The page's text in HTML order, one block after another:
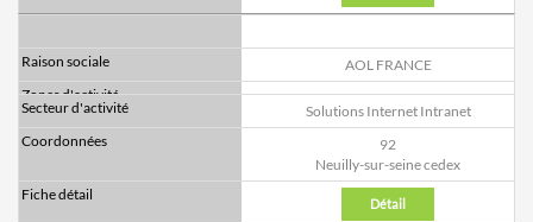
AOL FRANCE
Solutions Internet Intranet
92
Neuilly-sur-seine cedex
Détail